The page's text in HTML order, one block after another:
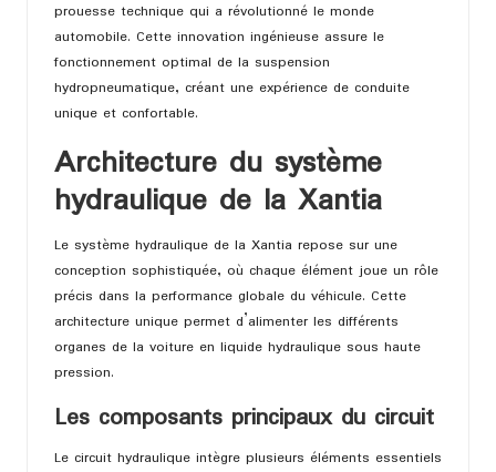
prouesse technique qui a révolutionné le monde
automobile. Cette innovation ingénieuse assure le
fonctionnement optimal de la suspension
hydropneumatique, créant une expérience de conduite
unique et confortable.
Architecture du système
hydraulique de la Xantia
Le système hydraulique de la Xantia repose sur une
conception sophistiquée, où chaque élément joue un rôle
précis dans la performance globale du véhicule. Cette
architecture unique permet d’alimenter les différents
organes de la voiture en liquide hydraulique sous haute
pression.
Les composants principaux du circuit
Le circuit hydraulique intègre plusieurs éléments essentiels